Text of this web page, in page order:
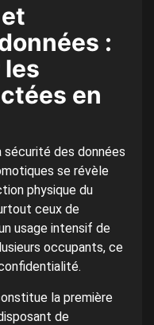
:
les
en
sécurité des données
se révèle
physique du
ceux de
usage intensif de
occupants, ce
la première
de